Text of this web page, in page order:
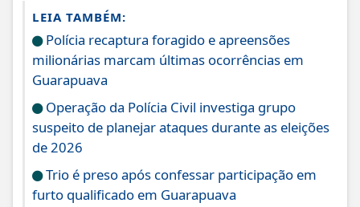
LEIA TAMBÉM:
Polícia recaptura foragido e apreensões
milionárias marcam últimas ocorrências em
Guarapuava
Operação da Polícia Civil investiga grupo
suspeito de planejar ataques durante as eleições
de 2026
Trio é preso após confessar participação em
furto qualificado em Guarapuava